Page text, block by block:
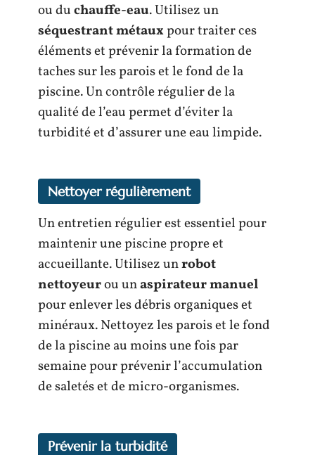
ou duchauffe-eau. Utilisez un
séquestrant métauxpour traiter ces
éléments et prévenir la formation de
taches sur les parois et le fond de la
piscine. Un contrôle régulier de la
qualité de l’eau permet d’éviter la
turbidité et d’assurer une eau limpide.
Nettoyer régulièrement
Un entretien régulier est essentiel pour
maintenir une piscine propre et
accueillante. Utilisez unrobot
nettoyeurou unaspirateur manuel
pour enlever les débris organiques et
minéraux. Nettoyez les parois et le fond
de la piscine au moins une fois par
semaine pour prévenir l’accumulation
de saletés et de micro-organismes.
Prévenir la turbidité